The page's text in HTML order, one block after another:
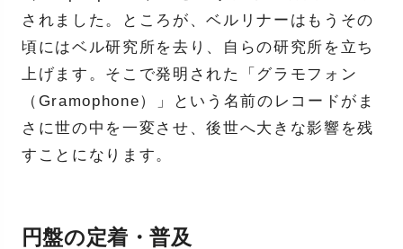
されました。ところが、ベルリナーはもうその
頃にはベル研究所を去り、自らの研究所を立ち
上げます。そこで発明された「グラモフォン
（Gramophone）」という名前のレコードがま
さに世の中を一変させ、後世へ大きな影響を残
すことになります。
円盤の定着・普及